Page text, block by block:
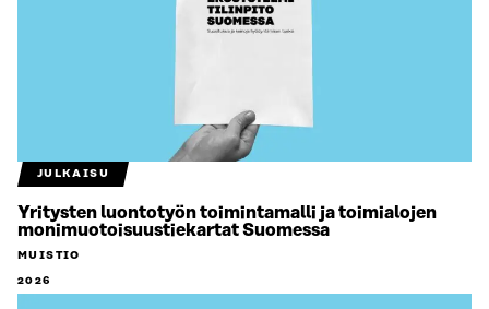
JULKAISU
Yritysten luontotyön toimintamalli ja toimialojen
monimuotoisuustiekartat Suomessa
MUISTIO
2026